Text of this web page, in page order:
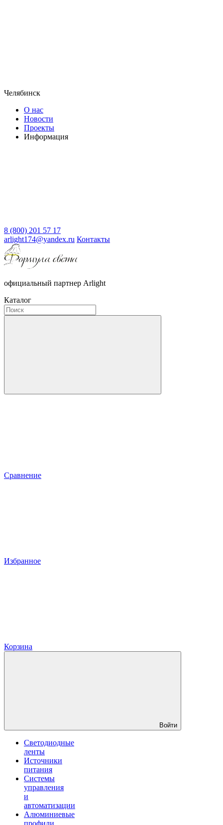
Челябинск
О нас
Новости
Проекты
Информация
8 (800) 201 57 17
arlight174@yandex.ru Контакты
официальный партнер Arlight
Каталог
Сравнение
Избранное
Корзина
Войти
Светодиодные
ленты
Источники
питания
Системы
управления
и
автоматизации
Алюминиевые
профили